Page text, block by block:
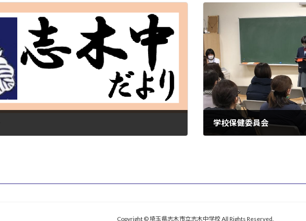
学校保健委員会
Copyright © 埼玉県志木市立志木中学校 All Rights Reserved.